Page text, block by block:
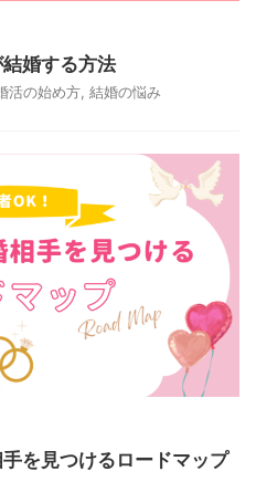
婚する方法
活の始め方, 結婚の悩み
手を見つけるロードマップ